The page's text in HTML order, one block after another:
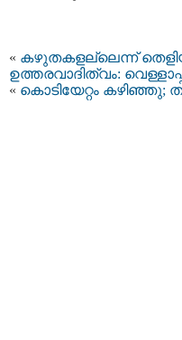
« കഴുതകളല്ലെന്ന്
ഉത്തരവാദിത്വം:
« കൊടിയേറ്റം കഴിഞ്ഞു;